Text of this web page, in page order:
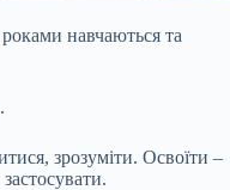
навчаються та
.
зрозуміти. Освоїти –